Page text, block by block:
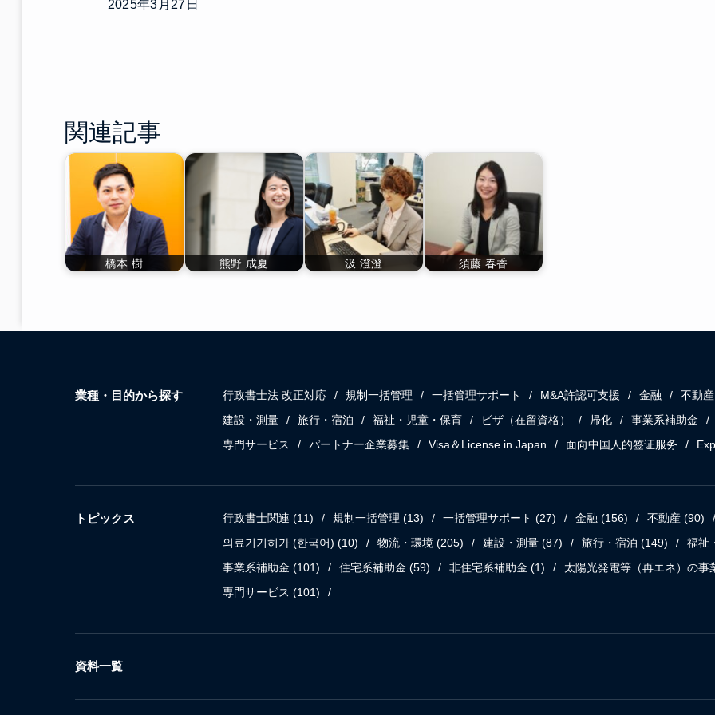
2025年3月27日
関連記事
橋本 樹 熊野 成夏 汲 澄澄 須藤 春香
業種・目的から探す 行政書士法 改正対応 規制一括管理 一括管理サポート M&A許認可支援 金融 不動産
建設・測量
旅行・宿泊 福祉・児童・保育 ビザ（在留資格） 帰化 事業系補助金
専門サービス
パートナー企業募集 Visa＆License in Japan 面向中国人的签证服务
トピックス 行政書士関連 (11) 規制一括管理 (13) 一括管理サポート (27) 金融 (156) 不動産 (90)
의료기기허가 (한국어) (10) 物流・環境 (205) 建設・測量 (87) 旅行・宿泊 (149) 福祉
事業系補助金 (101) 住宅系補助金 (59) 非住宅系補助金 (1) 太陽光発電等（再エネ）の事
専門サービス (101)
資料一覧